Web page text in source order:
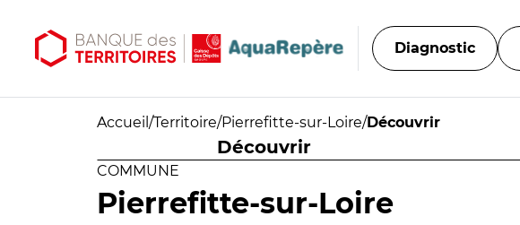
Diagnostic
Accueil /Territoire/Pierrefitte-sur-Loire/Découvrir
Découvrir
COMMUNE
Pierrefitte-sur-Loire